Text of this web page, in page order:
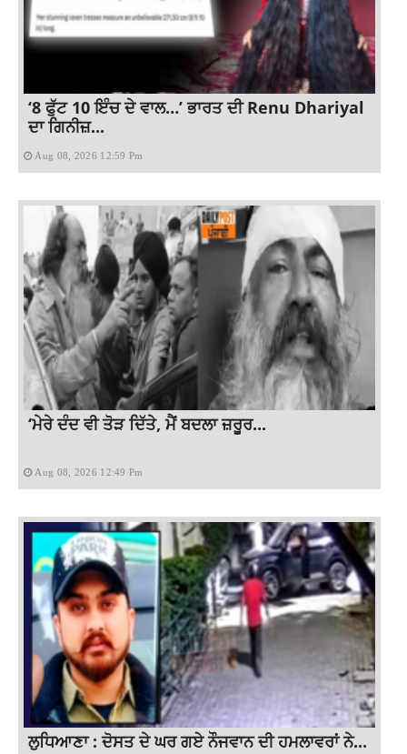
‘8 ਫੁੱਟ 10 ਇੰਚ ਦੇ ਵਾਲ…’ ਭਾਰਤ ਦੀ Renu Dhariyal
ਦਾ ਗਿਨੀਜ਼...
Aug 08, 2026 12:59 Pm
‘ਮੇਰੇ ਦੰਦ ਵੀ ਤੋੜ ਦਿੱਤੇ, ਮੈਂ ਬਦਲਾ ਜ਼ਰੂਰ...
Aug 08, 2026 12:49 Pm
ਲੁਧਿਆਣਾ : ਦੋਸਤ ਦੇ ਘਰ ਗਏ ਨੌਜਵਾਨ ਦੀ ਹਮਲਾਵਰਾਂ ਨੇ...